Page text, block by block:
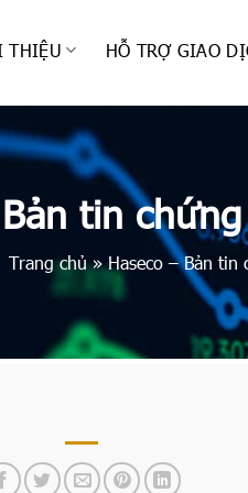
THIỆU HỖ TRỢ GIAO
tin
Trang chủ»Haseco – Bản